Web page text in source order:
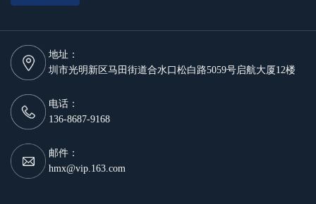
地址：
圳市光明新区马田街道合水口松白路5059号启航大厦12楼
电话：
136-8687-9168
邮件：
hmx@vip.163.com